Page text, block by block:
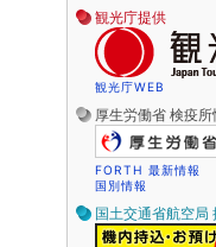
観光庁提供
観光庁WEB
厚生労働省 検疫所
FORTH 最新情報
国別情報
国土交通省航空局